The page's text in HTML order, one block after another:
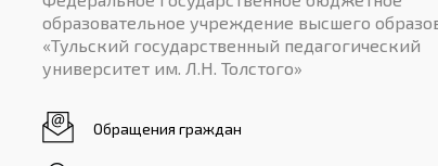
образовательное учреждение высшего
«Тульский государственный педагогический
университет им. Л.Н. Толстого»
Обращения граждан